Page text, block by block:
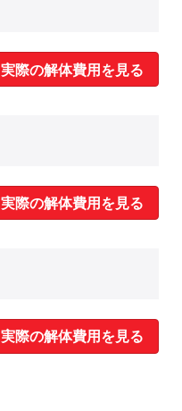
実際の解体費用を見る
実際の解体費用を見る
実際の解体費用を見る